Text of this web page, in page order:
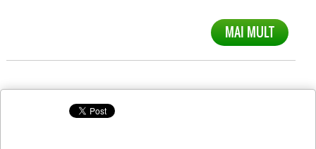
MAI MULT